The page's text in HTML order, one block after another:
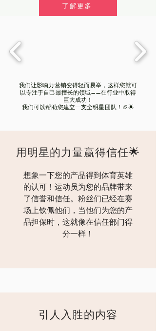
了解更多
我们让影响力营销变得轻而易举，这样您就可
以专注于自己最擅长的领域——在行业中取得
巨大成功！
我们可以帮助您建立一支全明星团队！🏈🌟
用明星的力量赢得信任🌟
想象一下您的产品得到体育英雄
的认可！运动员为您的品牌带来
了信誉和信任。粉丝们已经在赛
场上钦佩他们，当他们为您的产
品担保时，这就像在信任部门得
分一样！
引人入胜的内容